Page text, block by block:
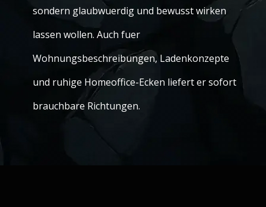
sondern glaubwuerdig und bewusst wirken
lassen wollen. Auch fuer
Wohnungsbeschreibungen, Ladenkonzepte
und ruhige Homeoffice-Ecken liefert er sofort
brauchbare Richtungen.